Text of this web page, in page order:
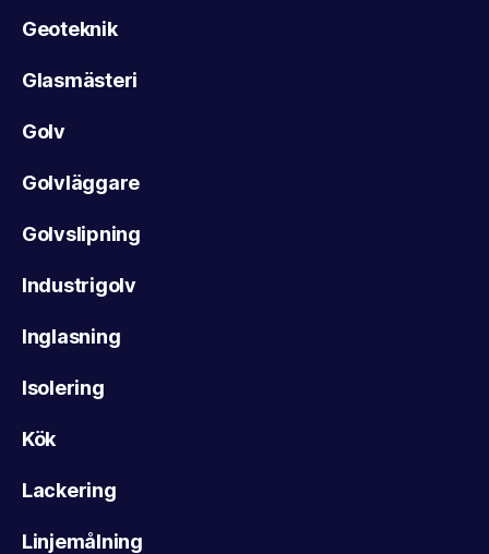
Geoteknik
Glasmästeri
Golv
Golvläggare
Golvslipning
Industrigolv
Inglasning
Isolering
Kök
Lackering
Linjemålning